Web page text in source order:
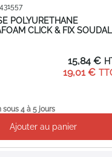
POLYURETHANE
CLICK & FIX SOUDAL
19,01 €
15,84 €
sous 4 à 5 jours
Ajouter au panier